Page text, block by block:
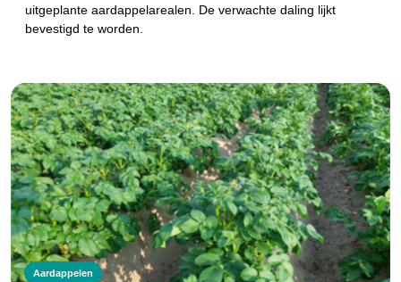
uitgeplante aardappelarealen. De verwachte daling lijkt
bevestigd te worden.
Aardappelen